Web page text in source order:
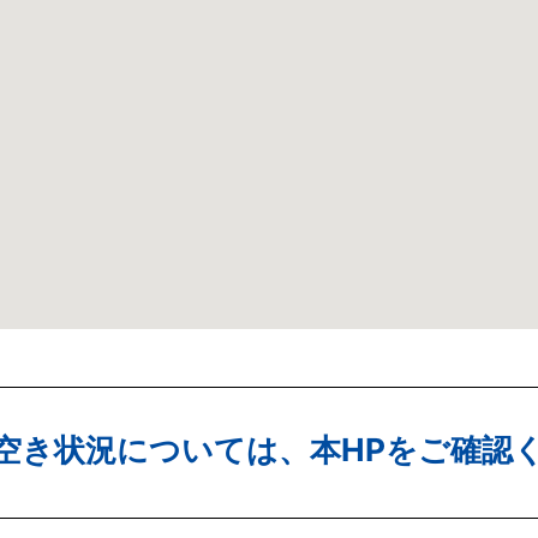
き状況については、本HPをご確認